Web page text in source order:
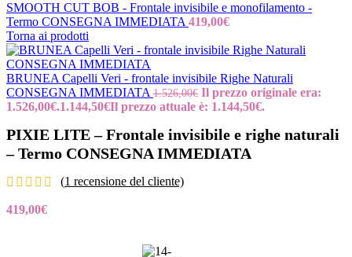
SMOOTH CUT BOB - Frontale invisibile e monofilamento -
Termo CONSEGNA IMMEDIATA 419,00€
Torna ai prodotti
BRUNEA Capelli Veri - frontale invisibile Righe Naturali
CONSEGNA IMMEDIATA 1.526,00€ Il prezzo originale era:
1.526,00€.1.144,50€Il prezzo attuale è: 1.144,50€.
PIXIE LITE – Frontale invisibile e righe naturali
– Termo CONSEGNA IMMEDIATA
(1 recensione del cliente)
419,00€